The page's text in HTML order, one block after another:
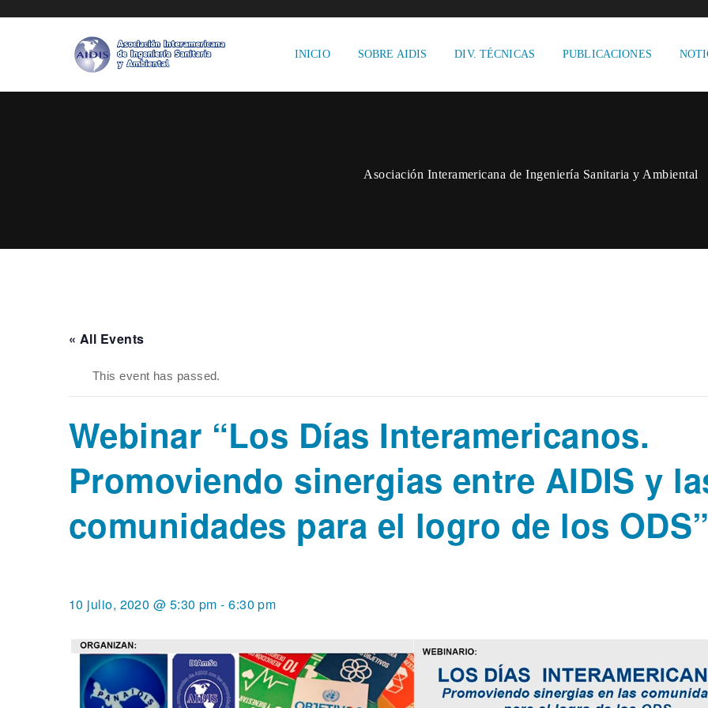
INICIO SOBRE AIDIS DIV. TÉCNICAS PUBLICACIONES
Asociación Interamericana de Ingeniería Sanitaria y Ambiental
« All Events
This event has passed.
Webinar “Los Días Interamericanos.
Promoviendo sinergias entre AIDIS y
comunidades para el logro de los
10 julio, 2020 @ 5:30 pm -6:30 pm